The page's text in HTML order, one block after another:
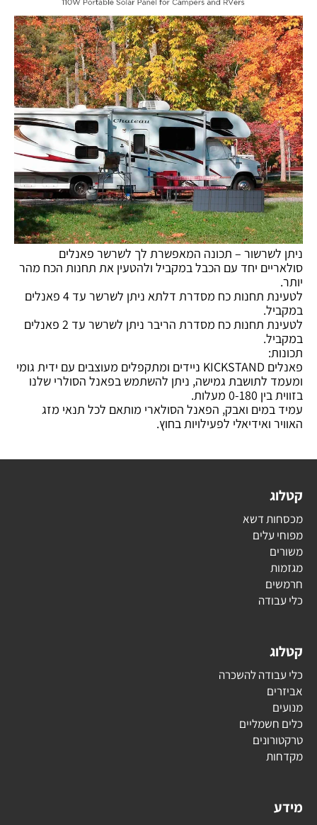
ניתן לשרשור – תכונה המאפשרת לך לשרשר פאנלים
סולאריים יחד עם הכבל במקביל ולהטעין את תחנות הכח מהר
יותר.
לטעינת תחנות כח מסדרת דלתא ניתן לשרשר עד 4 פאנלים
במקביל.
לטעינת תחנות כח מסדרת הריבר ניתן לשרשר עד 2 פאנלים
במקביל.
תכונות:
פאנלים KICKSTAND ניידים ומתקפלים מעוצבים עם ידית גומי
ומעמד לתושבת גמישה, ניתן להשתמש בפאנל הסולרי שלנו
בזווית בין 0-180 מעלות.
עמיד במים ואבק, הפאנל הסולארי מותאם לכל תנאי מזג
האוויר ואידיאלי לפעילויות בחוץ.
קטלוג
מכסחות דשא
מפוחי עלים
משורים
מגזמות
חרמשים
כלי עבודה
קטלוג
כלי עבודה להשכרה
אביזרים
מנועים
כלים חשמליים
טרקטורונים
מקדחות
מידע